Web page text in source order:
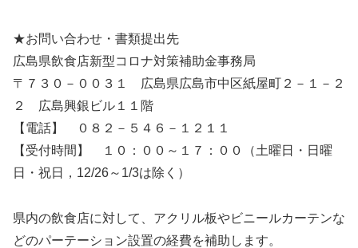
★お問い合わせ・書類提出先
広島県飲食店新型コロナ対策補助金事務局
〒７３０－００３１ 広島県広島市中区紙屋町２－１－２
２ 広島興銀ビル１１階
【電話】 ０８２－５４６－１２１１
【受付時間】 １０：００～１７：００（土曜日・日曜
日・祝日，12/26～1/3は除く）
県内の飲食店に対して、アクリル板やビニールカーテンな
どのパーテーション設置の経費を補助します。